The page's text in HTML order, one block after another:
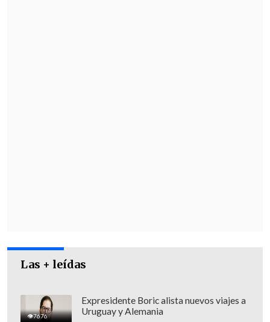
Las + leídas
7676
Expresidente Boric alista nuevos viajes a
Uruguay y Alemania